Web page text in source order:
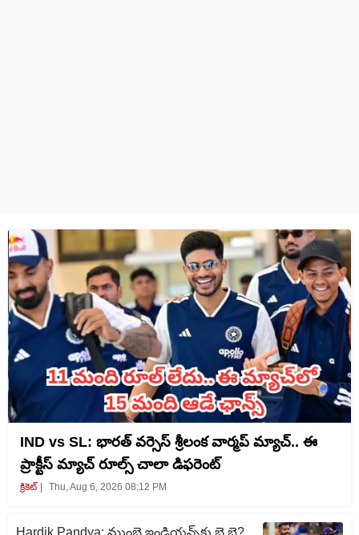
IND vs SL: భారత్ వర్సెస్ శ్రీలంక వార్మప్ మ్యాచ్.. ఈ
ప్రాక్టీస్ మ్యాచ్ రూల్స్ చాలా డిఫరెంట్
క్రికెట్‌ Thu, Aug 6, 2026 08:12 PM